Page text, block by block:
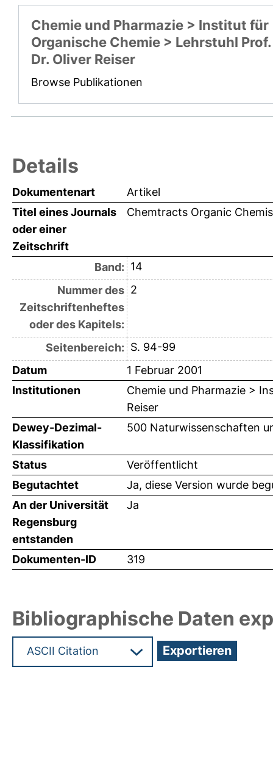
Chemie und Pharmazie > Institut für
Organische Chemie > Lehrstuhl Prof.
Dr. Oliver Reiser
Browse Publikationen
Details
Dokumentenart
Artikel
Titel eines Journals
oder einer
Zeitschrift
Chemtracts Organic
Band: 14
Nummer des
Zeitschriftenheftes
oder des Kapitels:
2
Seitenbereich: S. 94-99
Datum
1 Februar 2001
Institutionen
Chemie und Pharmazie >
Reiser
Dewey-Dezimal-
Klassifikation
500 Naturwissenschaften
Status
Veröffentlicht
Begutachtet
Ja, diese Version wurde
An der Universität
Regensburg
entstanden
Ja
Dokumenten-ID 319
Bibliographische Daten